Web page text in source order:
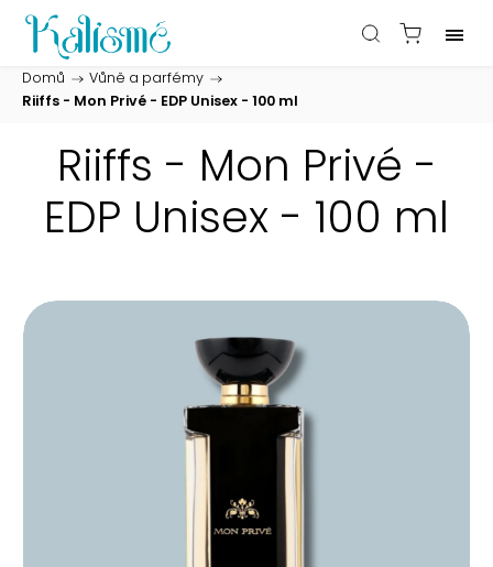
Domů / Vůně a parfémy /
Riiffs - Mon Privé - EDP Unisex - 100 ml
Riiffs - Mon Privé -
EDP Unisex - 100 ml